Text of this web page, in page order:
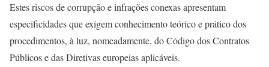
Estes riscos de corrupção e infrações conexas apresentam
especificidades que exigem conhecimento teórico e prático dos
procedimentos, à luz, nomeadamente, do Código dos Contratos
Públicos e das Diretivas europeias aplicáveis.